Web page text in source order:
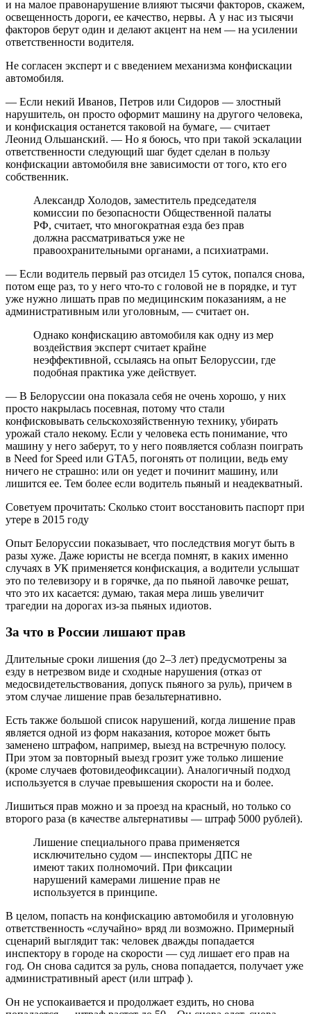
и на малое правонарушение влияют тысячи факторов, скажем,
освещенность дороги, ее качество, нервы. А у нас из тысячи
факторов берут один и делают акцент на нем — на усилении
ответственности водителя.
Не согласен эксперт и с введением механизма конфискации
автомобиля.
— Если некий Иванов, Петров или Сидоров — злостный
нарушитель, он просто оформит машину на другого человека,
и конфискация останется таковой на бумаге, — считает
Леонид Ольшанский. — Но я боюсь, что при такой эскалации
ответственности следующий шаг будет сделан в пользу
конфискации автомобиля вне зависимости от того, кто его
собственник.
Александр Холодов, заместитель председателя
комиссии по безопасности Общественной палаты
РФ, считает, что многократная езда без прав
должна рассматриваться уже не
правоохранительными органами, а психиатрами.
— Если водитель первый раз отсидел 15 суток, попался снова,
потом еще раз, то у него что-то с головой не в порядке, и тут
уже нужно лишать прав по медицинским показаниям, а не
административным или уголовным, — считает он.
Однако конфискацию автомобиля как одну из мер
воздействия эксперт считает крайне
неэффективной, ссылаясь на опыт Белоруссии, где
подобная практика уже действует.
— В Белоруссии она показала себя не очень хорошо, у них
просто накрылась посевная, потому что стали
конфисковывать сельскохозяйственную технику, убирать
урожай стало некому. Если у человека есть понимание, что
машину у него заберут, то у него появляется соблазн поиграть
в Need for Speed или GTA5, погонять от полиции, ведь ему
ничего не страшно: или он уедет и починит машину, или
лишится ее. Тем более если водитель пьяный и неадекватный.
Советуем прочитать: Сколько стоит восстановить паспорт при
утере в 2015 году
Опыт Белоруссии показывает, что последствия могут быть в
разы хуже. Даже юристы не всегда помнят, в каких именно
случаях в УК применяется конфискация, а водители услышат
это по телевизору и в горячке, да по пьяной лавочке решат,
что это их касается: думаю, такая мера лишь увеличит
трагедии на дорогах из-за пьяных идиотов.
За что в России лишают прав
Длительные сроки лишения (до 2–3 лет) предусмотрены за
езду в нетрезвом виде и сходные нарушения (отказ от
медосвидетельствования, допуск пьяного за руль), причем в
этом случае лишение прав безальтернативно.
Есть также большой список нарушений, когда лишение прав
является одной из форм наказания, которое может быть
заменено штрафом, например, выезд на встречную полосу.
При этом за повторный выезд грозит уже только лишение
(кроме случаев фотовидеофиксации). Аналогичный подход
используется в случае превышения скорости на и более.
Лишиться прав можно и за проезд на красный, но только со
второго раза (в качестве альтернативы — штраф 5000 рублей).
Лишение специального права применяется
исключительно судом — инспекторы ДПС не
имеют таких полномочий. При фиксации
нарушений камерами лишение прав не
используется в принципе.
В целом, попасть на конфискацию автомобиля и уголовную
ответственность «случайно» вряд ли возможно. Примерный
сценарий выглядит так: человек дважды попадается
инспектору в городе на скорости — суд лишает его прав на
год. Он снова садится за руль, снова попадается, получает уже
административный арест (или штраф ).
Он не успокаивается и продолжает ездить, но снова